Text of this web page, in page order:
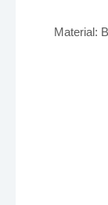
Material: